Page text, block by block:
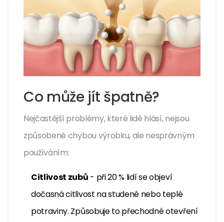
Co může jít špatně?
Nejčastější problémy, které lidé hlásí, nejsou
způsobené chybou výrobku, ale nesprávným
používáním:
Citlivost zubů - při 20 % lidí se objeví
dočasná citlivost na studené nebo teplé
potraviny. Způsobuje to přechodné otevření